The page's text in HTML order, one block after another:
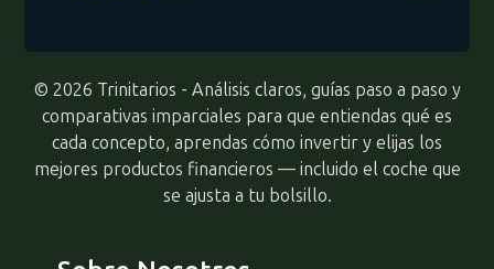
© 2026 Trinitarios - Análisis claros, guías paso a paso y
comparativas imparciales para que entiendas qué es
cada concepto, aprendas cómo invertir y elijas los
mejores productos financieros — incluido el coche que
se ajusta a tu bolsillo.